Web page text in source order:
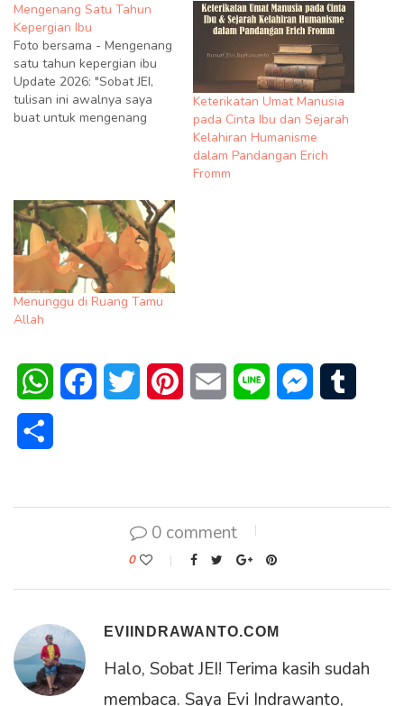
Mengenang Satu Tahun
Kepergian Ibu
Foto bersama - Mengenang
satu tahun kepergian ibu
Update 2026: "Sobat JEI,
tulisan ini awalnya saya
buat untuk mengenang
cepat, dan kini di tahun
2026, sudah genap 13
tahun beliau meninggalkan
kami. Meski belasan tahun…
Keterikatan Umat Manusia
pada Cinta Ibu dan Sejarah
Kelahiran Humanisme
dalam Pandangan Erich
Fromm
Menunggu di Ruang Tamu
Allah
WhatsAppFacebookTwitter PinterestEmail Line Messenger
0 comment
0
EVIINDRAWANTO.COM
Halo, Sobat JEI! Terima kasih sudah
membaca. Saya Evi Indrawanto,